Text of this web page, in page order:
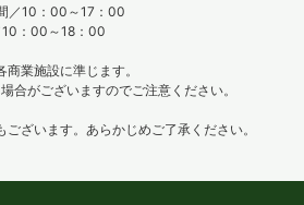
／10：00～17：00
：00～18：00
業施設に準じます。
合がございますのでご注意ください。
ざいます。あらかじめご了承ください。